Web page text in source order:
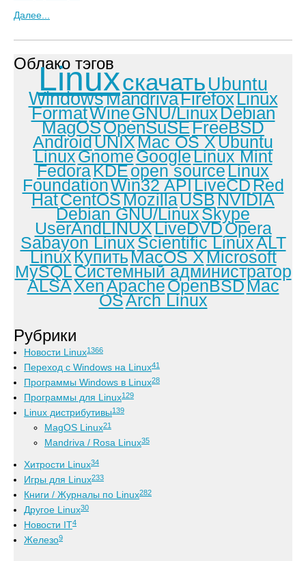
Далее...
Облако тэгов
Linuxскачать Ubuntu
WindowsMandrivaFirefoxLinux
FormatWineGNU/LinuxDebian
MagOSOpenSuSEFreeBSD
AndroidUNIXMac OS XUbuntu
LinuxGnomeGoogleLinux Mint
FedoraKDEopen sourceLinux
FoundationWin32 APILiveCDRed
HatCentOSMozillaUSBNVIDIA
Debian GNU/LinuxSkype
UserAndLINUXLiveDVDOpera
Sabayon LinuxScientific LinuxALT
LinuxКупитьMacOS XMicrosoft
MySQLСистемный администратор
ALSAXenApacheOpenBSDMac
OSArch Linux
Рубрики
Новости Linux1366
Переход с Windows на Linux41
Программы Windows в Linux28
Программы для Linux129
Linux дистрибутивы139
MagOS Linux21
Mandriva / Rosa Linux35
Хитрости Linux34
Игры для Linux233
Книги / Журналы по Linux282
Другое Linux30
Новости IT4
Железо9